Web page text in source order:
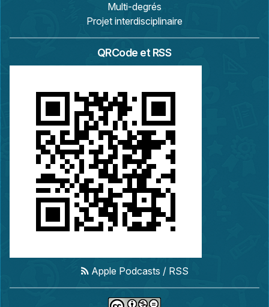
Multi-degrés
Projet interdisciplinaire
QRCode et RSS
Apple Podcasts / RSS